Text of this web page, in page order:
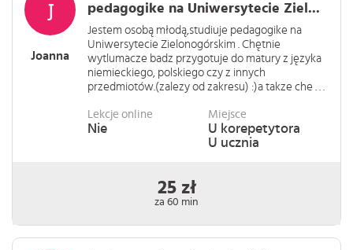
Joanna
pedagogike na Uniwersytecie Ziel...
Jestem osobą młodą,studiuje pedagogike na
Uniwersytecie Zielonogórskim . Chętnie
wytlumacze badz przygotuje do matury z języka
niemieckiego, polskiego czy z innych
przedmiotów.(zalezy od zakresu) :)a takze che . . .
Lekcje online
Nie
Miejsce
U korepetytora
U ucznia
25 zł
za 60 min